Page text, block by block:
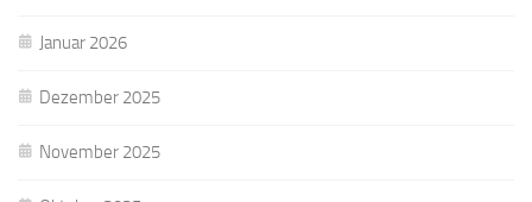
Januar 2026
Dezember 2025
November 2025